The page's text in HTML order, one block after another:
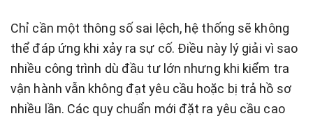
Chỉ cần một thông số sai lệch, hệ thống sẽ không
thể đáp ứng khi xảy ra sự cố. Điều này lý giải vì sao
nhiều công trình dù đầu tư lớn nhưng khi kiểm tra
vận hành vẫn không đạt yêu cầu hoặc bị trả hồ sơ
nhiều lần. Các quy chuẩn mới đặt ra yêu cầu cao